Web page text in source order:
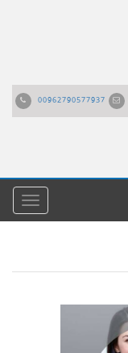
00962790577937
القائمة